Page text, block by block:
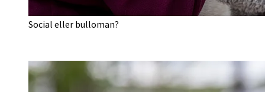
Social eller bulloman?